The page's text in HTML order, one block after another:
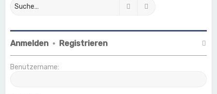
Suche
Anmelden • Registrieren
Benutzername: